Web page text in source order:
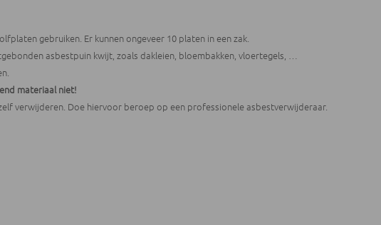
gebruiken. Er kunnen ongeveer 10 platen in een zak.
asbestpuin kwijt, zoals dakleien, bloembakken, vloertegels, …
materiaal niet!
verwijderen. Doe hiervoor beroep op een professionele asbestverwijderaar.